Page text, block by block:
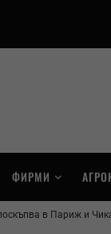
ФИРМИ
в Париж и